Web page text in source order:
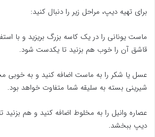
برای تهیه دیپ، مراحل زیر را دنبال کنید:
ماست یونانی را در یک کاسه بزرگ بریزید و با
قاشق آن را خوب هم بزنید تا یکدست شود.
عسل یا شکر را به ماست اضافه کنید و به خوبی
شیرینی بسته به سلیقه شما متفاوت خواهد بود.
عصاره وانیل را به مخلوط اضافه کنید و هم
دیپ ببخشد.